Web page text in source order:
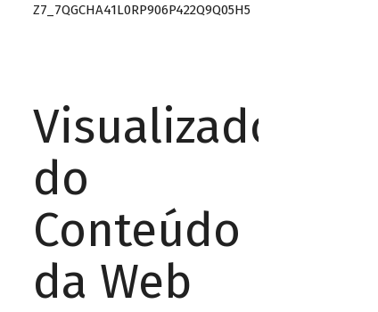
Z7_7QGCHA41L0RP906P422Q9Q05H5
Visualizador
do
Conteúdo
da Web